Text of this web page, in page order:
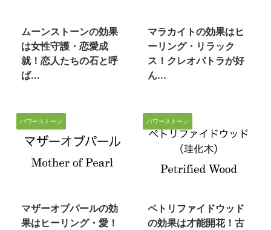
ムーンストーンの効果
は女性守護・恋愛成
就！恋人たちの石と呼
ば...
マラカイトの効果はヒ
ーリング・リラック
ス！クレオパトラが好
ん...
パワーストーン
マザーオブパールの効
果はヒーリング・愛！
パワーストーン
ペトリファイドウッド
の効果は才能開花！古